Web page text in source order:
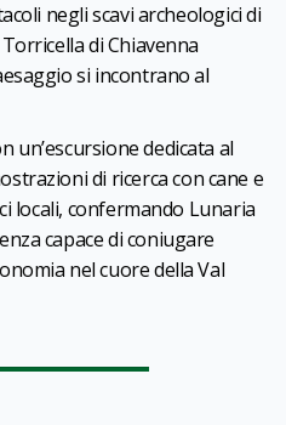
negli scavi archeologici di
di Chiavenna
si incontrano al
un’escursione dedicata al
di ricerca con cane e
locali, confermando Lunaria
capace di coniugare
nel cuore della Val